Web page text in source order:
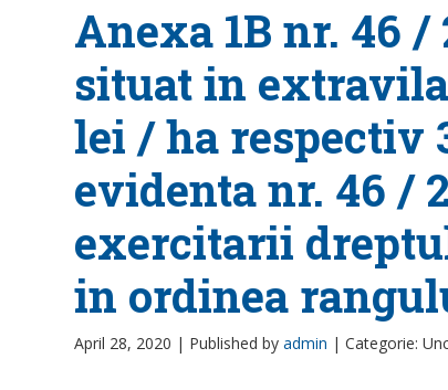
Anexa 1B nr. 46 /
situat in
lei / ha respectiv
evidenta nr. 46 /
exercitarii
in ordinea
April 28, 2020 | Published by admin | Categorie: